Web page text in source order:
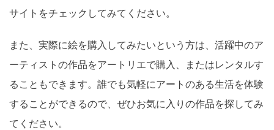
サイトをチェックしてみてください。
また、実際に絵を購入してみたいという方は、活躍中のア
ーティストの作品をアートリエで購入、またはレンタルす
ることもできます。誰でも気軽にアートのある生活を体験
することができるので、ぜひお気に入りの作品を探してみ
てください。